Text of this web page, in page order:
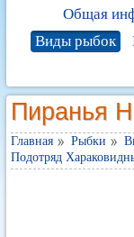
Общая
Виды рыбок
Пиранья
Главная Рыбки
Подотряд